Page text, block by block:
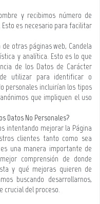
y recibimos número de
es necesario para facilitar
otras páginas web, Candela
y analítica. Esto es lo que
de los Datos de Carácter
utilizar para identificar o
personales incluirían los tipos
que impliquen el uso
Datos No Personales?
intentando mejorar la Página
clientes tanto como sea
una manera importante de
comprensión de donde
y qué mejoras quieren de
buscando desarrollarnos,
crucial del proceso.